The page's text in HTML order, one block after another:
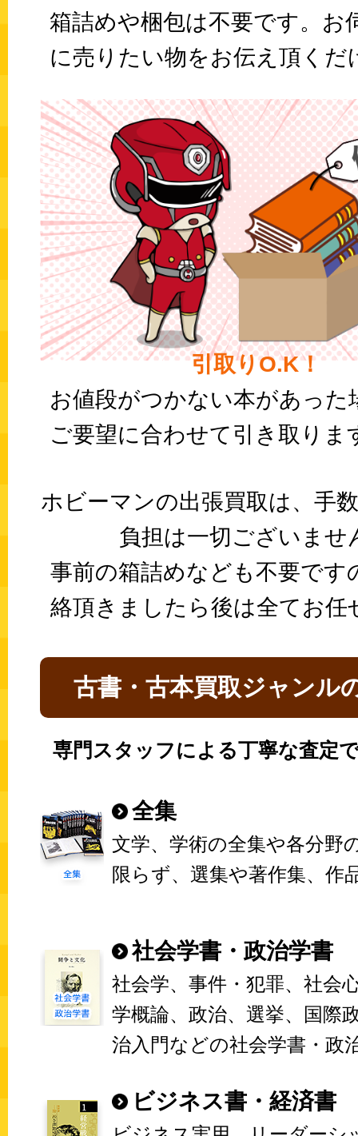
箱詰めや梱包は不要です。お
に売りたい物をお伝え頂くだ
引取りO.K！
お値段がつかない本があった
ご要望に合わせて引き取りま
ホビーマンの出張買取は、手
負担は一切ございませ
事前の箱詰めなども不要です
絡頂きましたら後は全てお任
古書・古本買取ジャンル
専門スタッフによる丁寧な査定
全集
文学、学術の全集や各分野
限らず、選集や著作集、作
社会学書・政治学書
社会学、事件・犯罪、社会
学概論、政治、選挙、国際
治入門などの社会学書・政
ビジネス書・経済書